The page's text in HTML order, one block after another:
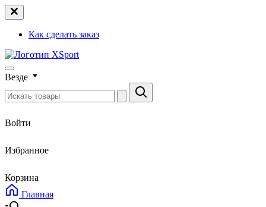
Как сделать заказ
Везде
Войти
Избранное
Корзина
Главная